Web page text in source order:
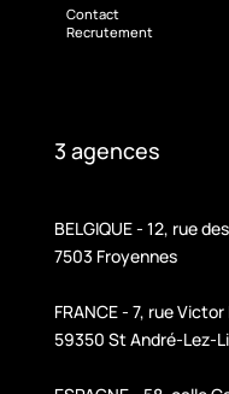
Contact
Recrutement
3 agences
BELGIQUE - 12, rue
7503 Froyennes
FRANCE - 7, rue
59350 St André-Lez-